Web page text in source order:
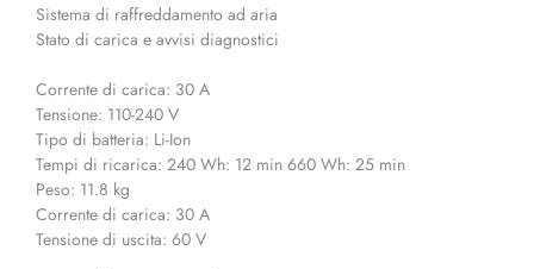
Sistema di raffreddamento ad aria
Stato di carica e avvisi diagnostici
Corrente di carica: 30 A
Tensione: 110-240 V
Tipo di batteria: Li-Ion
Tempi di ricarica: 240 Wh: 12 min 660 Wh: 25 min
Peso: 11.8 kg
Corrente di carica: 30 A
Tensione di uscita: 60 V